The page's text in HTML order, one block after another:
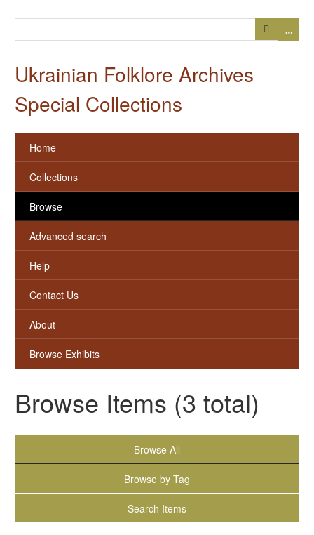
…
Ukrainian Folklore Archives
Special Collections
Home
Collections
Browse
Advanced search
Help
Contact Us
About
Browse Exhibits
Browse Items (3 total)
Browse All
Browse by Tag
Search Items